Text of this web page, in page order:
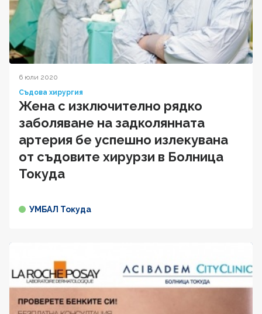
6 юли 2020
Съдова хирургия
Жена с изключително рядко
заболяване на задколянната
артерия бе успешно излекувана
от съдовите хирурзи в Болница
Токуда
УМБАЛ Токуда